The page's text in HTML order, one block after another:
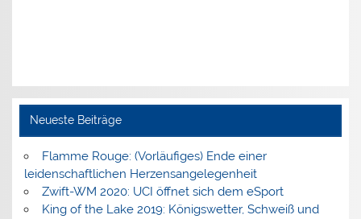
Neueste Beiträge
Flamme Rouge: (Vorläufiges) Ende einer
leidenschaftlichen Herzensangelegenheit
Zwift-WM 2020: UCI öffnet sich dem eSport
King of the Lake 2019: Königswetter, Schweiß und